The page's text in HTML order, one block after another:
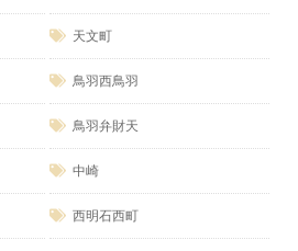
天文町
鳥羽西鳥羽
鳥羽弁財天
中崎
西明石西町